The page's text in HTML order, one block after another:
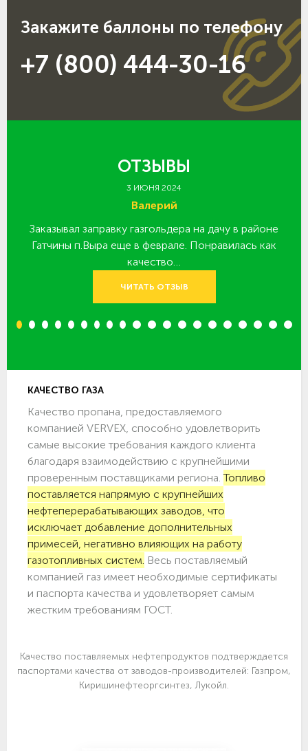
Закажите баллоны по телефону
+7 (800) 444-30-16
ОТЗЫВЫ
3 ИЮНЯ 2024
Валерий
Заказывал заправку газгольдера на дачу в районе
Гатчины п.Выра еще в феврале. Понравилась как
качество…
ЧИТАТЬ ОТЗЫВ
1 2 3 4 5 6 7 8 9 10 11 12 13 14 15 16 17 18 19 20
КАЧЕСТВО ГАЗА
Качество пропана, предоставляемого
компанией VERVEX, способно удовлетворить
самые высокие требования каждого клиента
благодаря взаимодействию с крупнейшими
проверенным поставщиками региона.Топливо
поставляется напрямую с крупнейших
нефтеперерабатывающих заводов, что
исключает добавление дополнительных
примесей, негативно влияющих на работу
газотопливных систем. Весь поставляемый
компанией газ имеет необходимые сертификаты
и паспорта качества и удовлетворяет самым
жестким требованиям ГОСТ.
Качество поставляемых нефтепродуктов подтверждается
паспортами качества от заводов-производителей: Газпром,
Киришинефтеоргсинтез, Лукойл.